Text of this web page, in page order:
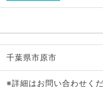
千葉県市原市
※詳細はお問い合わせく